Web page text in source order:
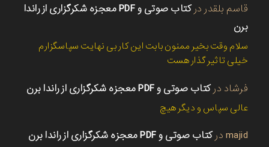
قاسم بلقدر در
کتاب صوتی و PDF معجزه شکرگزاری از راندا
برن
سلام وقت بخیر ممنون بابت این کار بی نهایت سپاسگزارم
خیلی تاثیر گذار هست
فرشاد درکتاب صوتی و PDF معجزه شکرگزاری از راندا برن
عالی سپاس و دیگر هیچ
majid درکتاب صوتی و PDF معجزه شکرگزاری از راندا برن